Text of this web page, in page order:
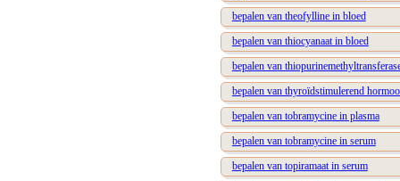
bepalen van theofylline in bloed
bepalen van thiocyanaat in bloed
bepalen van
bepalen van thyroïdstimulerend
bepalen van tobramycine in plasma
bepalen van tobramycine in serum
bepalen van topiramaat in serum